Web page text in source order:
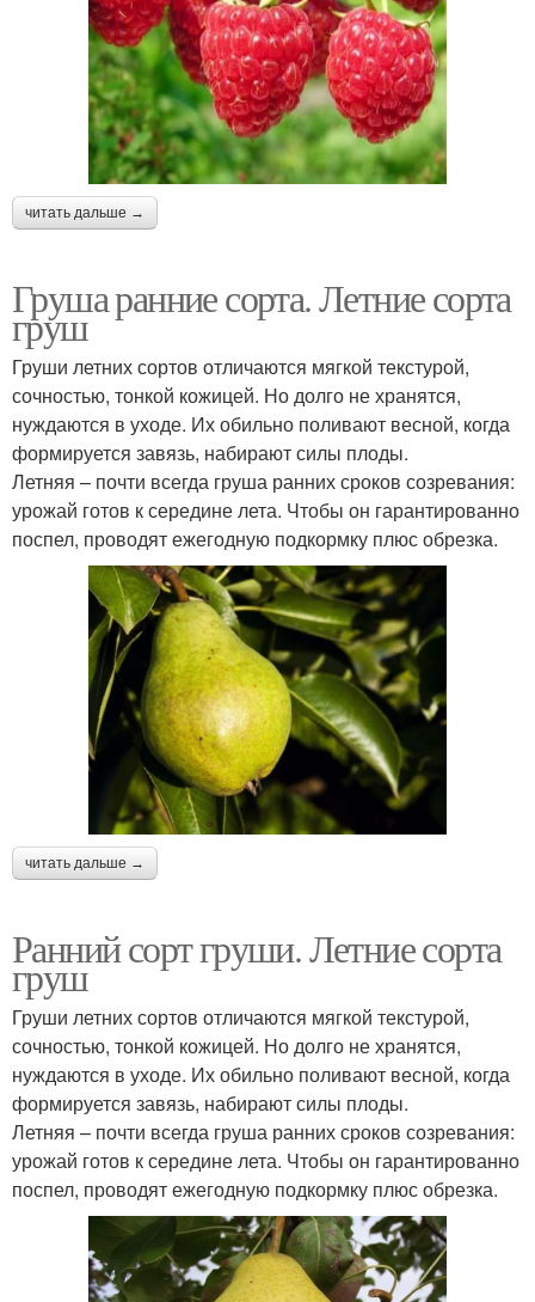
читать дальше →
Груша ранние сорта. Летние сорта
груш
Груши летних сортов отличаются мягкой текстурой,
сочностью, тонкой кожицей. Но долго не хранятся,
нуждаются в уходе. Их обильно поливают весной, когда
формируется завязь, набирают силы плоды.
Летняя – почти всегда груша ранних сроков созревания:
урожай готов к середине лета. Чтобы он гарантированно
поспел, проводят ежегодную подкормку плюс обрезка.
читать дальше →
Ранний сорт груши. Летние сорта
груш
Груши летних сортов отличаются мягкой текстурой,
сочностью, тонкой кожицей. Но долго не хранятся,
нуждаются в уходе. Их обильно поливают весной, когда
формируется завязь, набирают силы плоды.
Летняя – почти всегда груша ранних сроков созревания:
урожай готов к середине лета. Чтобы он гарантированно
поспел, проводят ежегодную подкормку плюс обрезка.